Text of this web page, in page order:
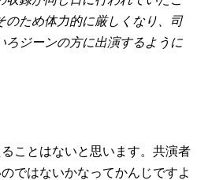
のため体力的に厳しくなり、司
ろジーンの方に出演するように
ことはないと思います。共演者
ではないかなってかんじですよ